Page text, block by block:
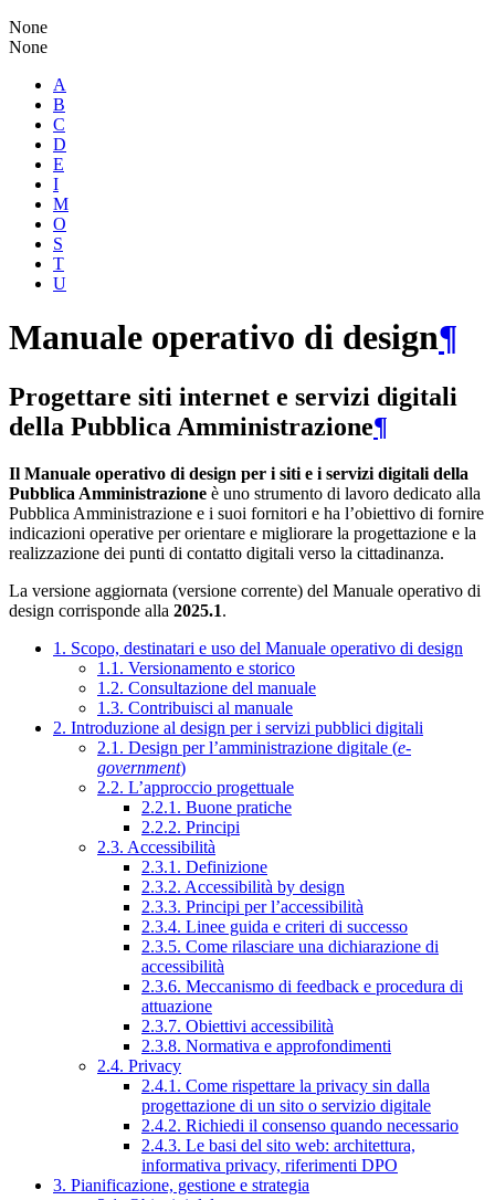
None
None
A
B
C
D
E
I
M
O
S
T
U
Manuale operativo di design¶
Progettare siti internet e servizi digitali
della Pubblica Amministrazione¶
Il Manuale operativo di design per i siti e i servizi digitali della
Pubblica Amministrazione è uno strumento di lavoro dedicato alla
Pubblica Amministrazione e i suoi fornitori e ha l’obiettivo di fornire
indicazioni operative per orientare e migliorare la progettazione e la
realizzazione dei punti di contatto digitali verso la cittadinanza.
La versione aggiornata (versione corrente) del Manuale operativo di
design corrisponde alla 2025.1.
1. Scopo, destinatari e uso del Manuale operativo di design
1.1. Versionamento e storico
1.2. Consultazione del manuale
1.3. Contribuisci al manuale
2. Introduzione al design per i servizi pubblici digitali
2.1. Design per l’amministrazione digitale (e-
government)
2.2. L’approccio progettuale
2.2.1. Buone pratiche
2.2.2. Principi
2.3. Accessibilità
2.3.1. Definizione
2.3.2. Accessibilità by design
2.3.3. Principi per l’accessibilità
2.3.4. Linee guida e criteri di successo
2.3.5. Come rilasciare una dichiarazione di
accessibilità
2.3.6. Meccanismo di feedback e procedura di
attuazione
2.3.7. Obiettivi accessibilità
2.3.8. Normativa e approfondimenti
2.4. Privacy
2.4.1. Come rispettare la privacy sin dalla
progettazione di un sito o servizio digitale
2.4.2. Richiedi il consenso quando necessario
2.4.3. Le basi del sito web: architettura,
informativa privacy, riferimenti DPO
3. Pianificazione, gestione e strategia